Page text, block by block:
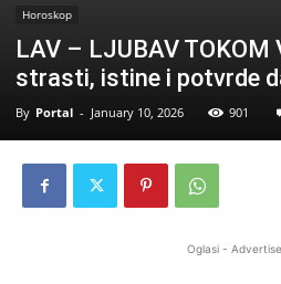
Horoskop
LAV – LJUBAV TOKOM
strasti, istine i potvrde
By Portal - January 10, 2026 901
Oglasi -